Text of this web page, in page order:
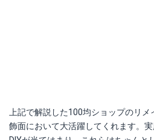
上記で解説した100均ショップのリ
飾面において大活躍してくれます。